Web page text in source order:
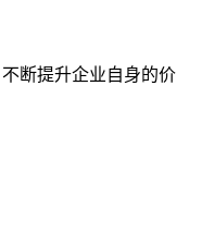
断提升企业自身的价